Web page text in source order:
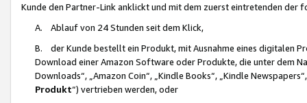
Kunde den Partner-Link anklickt und mit dem zuerst eintretenden der
A. Ablauf von 24 Stunden seit dem Klick,
B. der Kunde bestellt ein Produkt, mit Ausnahme eines digitalen
Download einer Amazon Software oder Produkte, die unter dem
Downloads“, „Amazon Coin“, „Kindle Books“, „Kindle
Produkt“) vertrieben werden, oder